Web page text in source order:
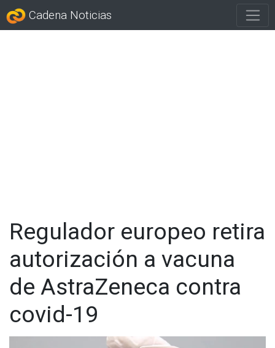
Cadena Noticias
Regulador europeo retira
autorización a vacuna
de AstraZeneca contra
covid-19